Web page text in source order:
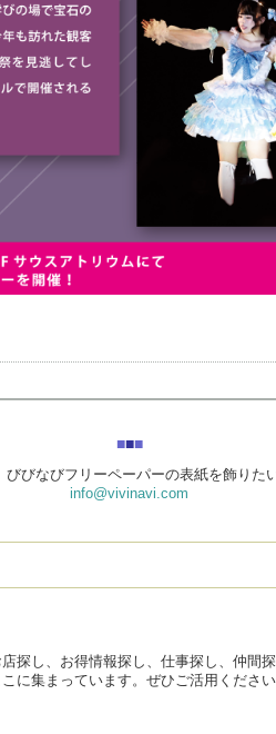
■■■
びなびフリーペーパーの表紙を飾りた
info@vivinavi.com
探し、お得情報探し、仕事探し、仲
に集まっています。ぜひご活用ください